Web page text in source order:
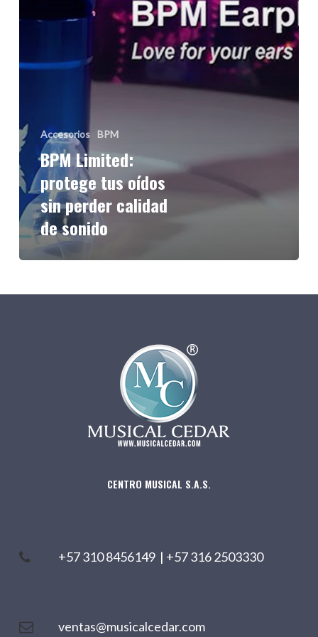
perder
de
Accesorios BPM
BPM Limited:
protege tus oídos
sin perder calidad
de sonido
CENTRO MUSICAL S.A.S.
+57 310 8456149 | +57 316 2503330
ventas@musicalcedar.com